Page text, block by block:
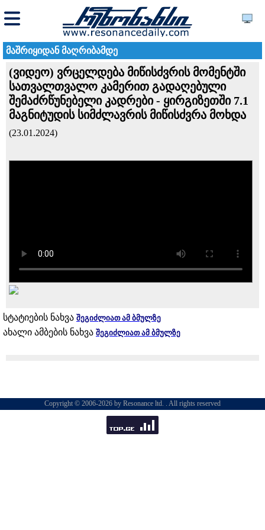
მაშრიყიდან მაღრიბამდე
(ვიდეო) ვრცელდება მიწისძვრის მომენტში
სათვალთვალო კამერით გადაღებული
შემაძრწუნებელი კადრები - ყირგიზეთში 7.1
მაგნიტუდის სიმძლავრის მიწისძვრა მოხდა
(23.01.2024)
სტატიების ნახვა შეგიძლიათ ამ ბმულზე
ახალი ამბების ნახვა შეგიძლიათ ამ ბმულზე
Copyright © 2006-2026 by Resonance ltd. . All rights reserved